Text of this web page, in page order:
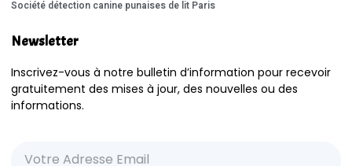
Société détection canine punaises de lit Paris
Newsletter
Inscrivez-vous à notre bulletin d’information pour recevoir
gratuitement des mises à jour, des nouvelles ou des
informations.